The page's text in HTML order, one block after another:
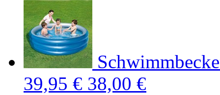
39,95 € 38,00 €